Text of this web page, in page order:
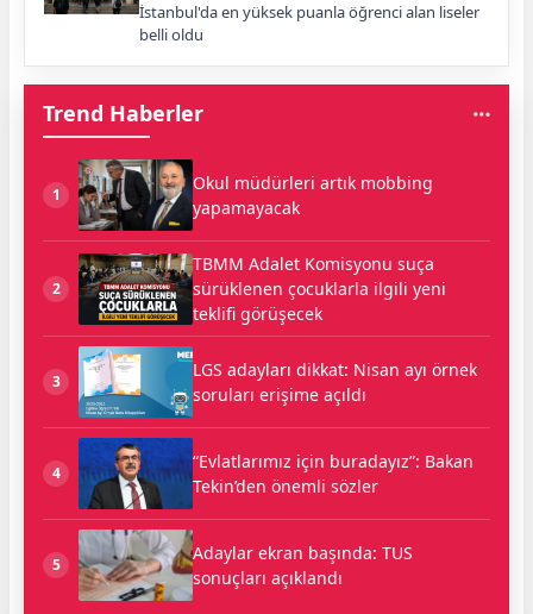
İstanbul'da en yüksek puanla öğrenci alan liseler
belli oldu
Trend Haberler
1
Okul müdürleri artık mobbing
yapamayacak
2
TBMM Adalet Komisyonu suça
sürüklenen çocuklarla ilgili yeni
teklifi görüşecek
3
LGS adayları dikkat: Nisan ayı örnek
soruları erişime açıldı
4
“Evlatlarımız için buradayız”: Bakan
Tekin’den önemli sözler
5
Adaylar ekran başında: TUS
sonuçları açıklandı